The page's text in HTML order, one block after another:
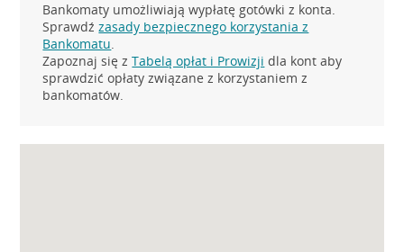
Bankomaty umożliwiają wypłatę gotówki z konta.
Sprawdźzasady bezpiecznego korzystania z
Bankomatu.
Zapoznaj się zTabelą opłat i Prowizji dla kont aby
sprawdzić opłaty związane z korzystaniem z
bankomatów.